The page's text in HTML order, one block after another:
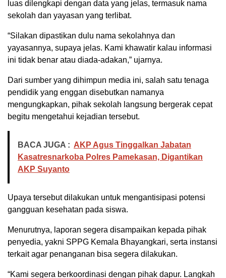
luas dilengkapi dengan data yang jelas, termasuk nama
sekolah dan yayasan yang terlibat.
“Silakan dipastikan dulu nama sekolahnya dan
yayasannya, supaya jelas. Kami khawatir kalau informasi
ini tidak benar atau diada-adakan,” ujarnya.
Dari sumber yang dihimpun media ini, salah satu tenaga
pendidik yang enggan disebutkan namanya
mengungkapkan, pihak sekolah langsung bergerak cepat
begitu mengetahui kejadian tersebut.
BACA JUGA : AKP Agus Tinggalkan Jabatan
Kasatresnarkoba Polres Pamekasan, Digantikan
AKP Suyanto
Upaya tersebut dilakukan untuk mengantisipasi potensi
gangguan kesehatan pada siswa.
Menurutnya, laporan segera disampaikan kepada pihak
penyedia, yakni SPPG Kemala Bhayangkari, serta instansi
terkait agar penanganan bisa segera dilakukan.
“Kami segera berkoordinasi dengan pihak dapur. Langkah